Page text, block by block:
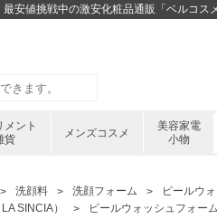
安値挑戦中の激安化粧品通販「ベルコスメ
メント
貨
メンズコスメ
美容家電
小物
洗顔料 洗顔フォーム
ピールウ
SINCIA） ピールウォッシュフォー